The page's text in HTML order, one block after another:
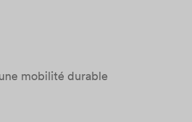
mobilité durable